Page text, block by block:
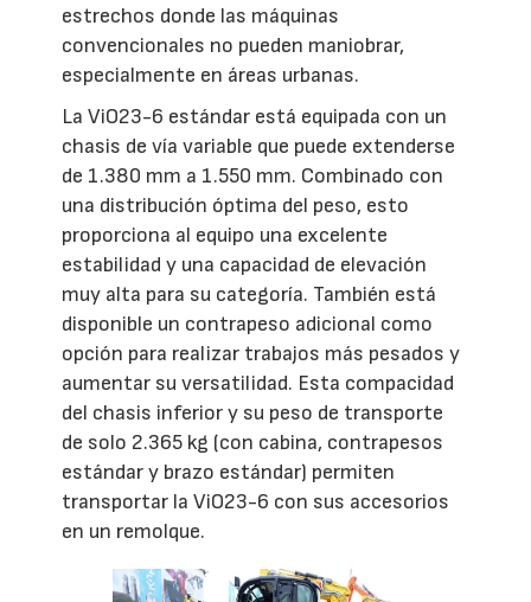
estrechos donde las máquinas
convencionales no pueden maniobrar,
especialmente en áreas urbanas.
La ViO23-6 estándar está equipada con un
chasis de vía variable que puede extenderse
de 1.380 mm a 1.550 mm. Combinado con
una distribución óptima del peso, esto
proporciona al equipo una excelente
estabilidad y una capacidad de elevación
muy alta para su categoría. También está
disponible un contrapeso adicional como
opción para realizar trabajos más pesados y
aumentar su versatilidad. Esta compacidad
del chasis inferior y su peso de transporte
de solo 2.365 kg (con cabina, contrapesos
estándar y brazo estándar) permiten
transportar la ViO23-6 con sus accesorios
en un remolque.